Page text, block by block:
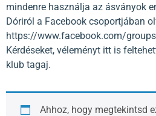
mindenre használja az ásványok
Dóriról a Facebook csoportjában
https://www.facebook.com/
Kérdéseket, véleményt itt is
klub tagaj.
Ahhoz, hogy megtekintsd